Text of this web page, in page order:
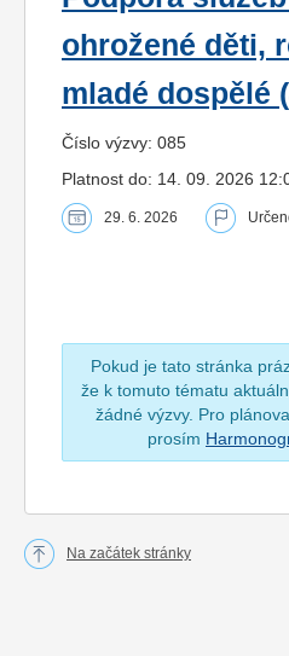
ohrožené děti,
mladé dospělé
Číslo výzvy: 085
Platnost do: 14. 09. 2026
29. 6. 2026
Pokud je tato stránka
že k tomuto tématu
žádné výzvy. Pro
prosím
Na začátek stránky